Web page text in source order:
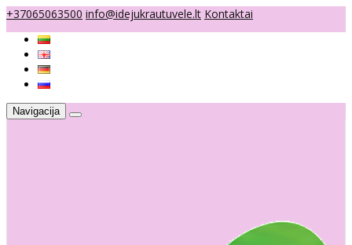
+37065063500 info@idejukrautuvele.lt Kontaktai
Navigacija